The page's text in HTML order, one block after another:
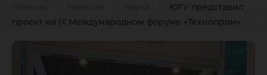
ЮГУ представил
проект на IX Международном форуме «Технопром»